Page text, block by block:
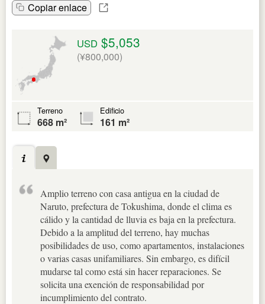
Copiar enlace
USD $5,053
(¥800,000)
Terreno
668 m²
Edificio
161 m²
Amplio terreno con casa antigua en la ciudad de
Naruto, prefectura de Tokushima, donde el clima es
cálido y la cantidad de lluvia es baja en la prefectura.
Debido a la amplitud del terreno, hay muchas
posibilidades de uso, como apartamentos, instalaciones
o varias casas unifamiliares. Sin embargo, es difícil
mudarse tal como está sin hacer reparaciones. Se
solicita una exención de responsabilidad por
incumplimiento del contrato.